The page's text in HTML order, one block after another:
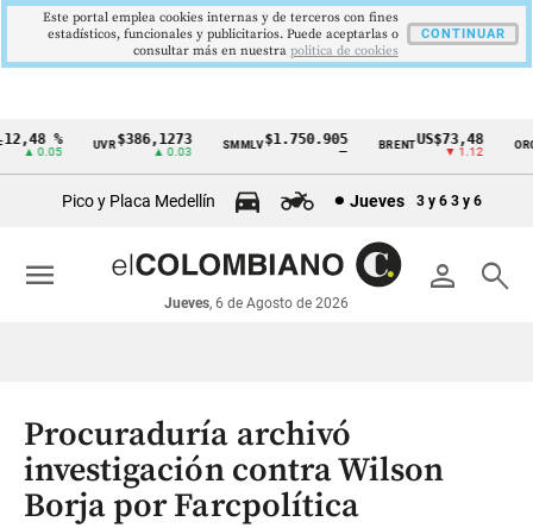
Cintillo
económicos
Colombia
%
▲ 0.05
UVR$386,1273
▲ 0.03
SMMLV$1.750.905 BRENTUS$73,48
▼ 1.12
ORO
Pico y Placa Medellín Jueves 3 y 6 3 y 6
person search
Jueves, 6 de Agosto de 2026
menu
Procuraduría archivó
investigación contra Wilson
Borja por Farcpolítica
Este portal emplea cookies internas y de terceros con fines
estadísticos, funcionales y publicitarios. Puede aceptarlas o
consultar más en nuestra politica de cookies
CONTINUAR